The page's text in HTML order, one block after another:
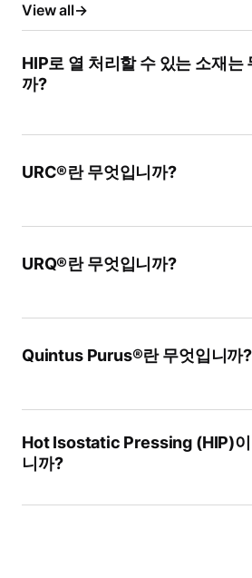
View all
HIP로 열 처리할 수 있는 소재는
까?
URC®란 무엇입니까?
URQ®란 무엇입니까?
Quintus Purus®란 무엇입니까?
Hot Isostatic Pressing (HIP)이
니까?